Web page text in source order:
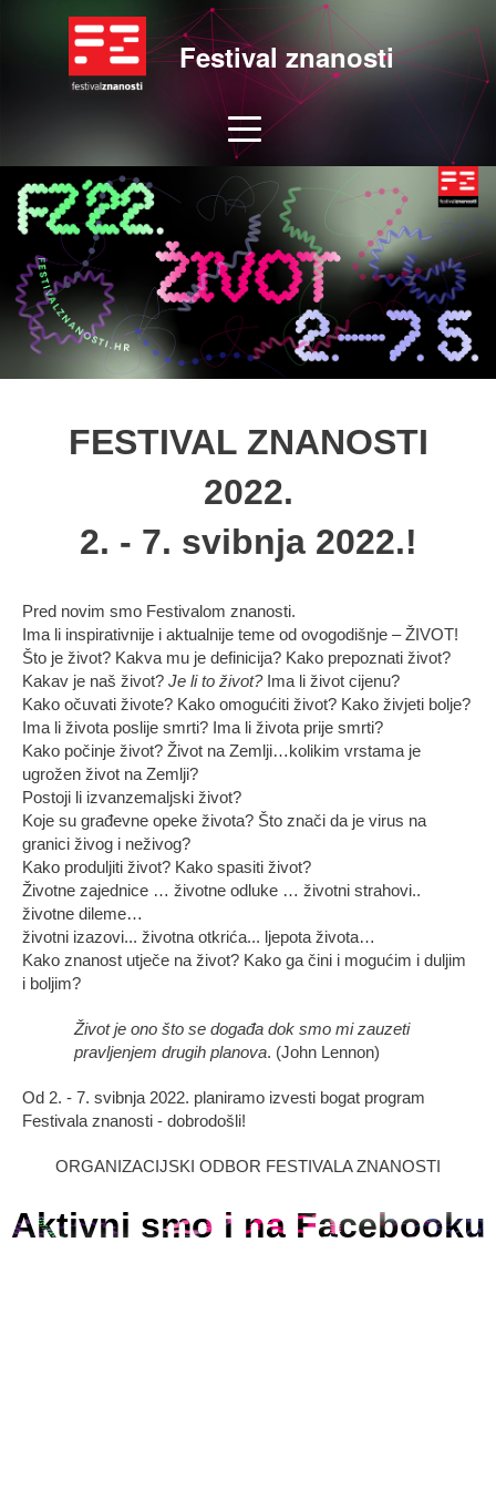
Festival znanosti
FESTIVAL ZNANOSTI
2022.
2. - 7. svibnja 2022.!
Pred novim smo Festivalom znanosti.
Ima li inspirativnije i aktualnije teme od ovogodišnje – ŽIVOT!
Što je život? Kakva mu je definicija? Kako prepoznati život?
Kakav je naš život?Je li to život?Ima li život cijenu?
Kako očuvati živote? Kako omogućiti život? Kako živjeti bolje?
Ima li života poslije smrti? Ima li života prije smrti?
Kako počinje život? Život na Zemlji…kolikim vrstama je
ugrožen život na Zemlji?
Postoji li izvanzemaljski život?
Koje su građevne opeke života? Što znači da je virus na
granici živog i neživog?
Kako produljiti život? Kako spasiti život?
Životne zajednice … životne odluke … životni strahovi..
životne dileme…
životni izazovi... životna otkrića... ljepota života…
Kako znanost utječe na život? Kako ga čini i mogućim i duljim
i boljim?
Život je ono što se događa dok smo mi zauzeti
pravljenjem drugih planova. (John Lennon)
Od 2. - 7. svibnja 2022. planiramo izvesti bogat program
Festivala znanosti - dobrodošli!
ORGANIZACIJSKI ODBOR FESTIVALA ZNANOSTI
Aktivni smo i na Facebooku